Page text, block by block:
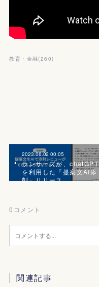
教育・金融(260)
2023.06.02 00:05
ランサーズが、chatGPT
を利用した『提案文AI添
削』リリース
0 コメント
関連記事